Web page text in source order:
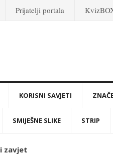
Prijatelji portala
KORISNI SAVJETI
SMIJEŠNE SLIKE STRIP
zavjet